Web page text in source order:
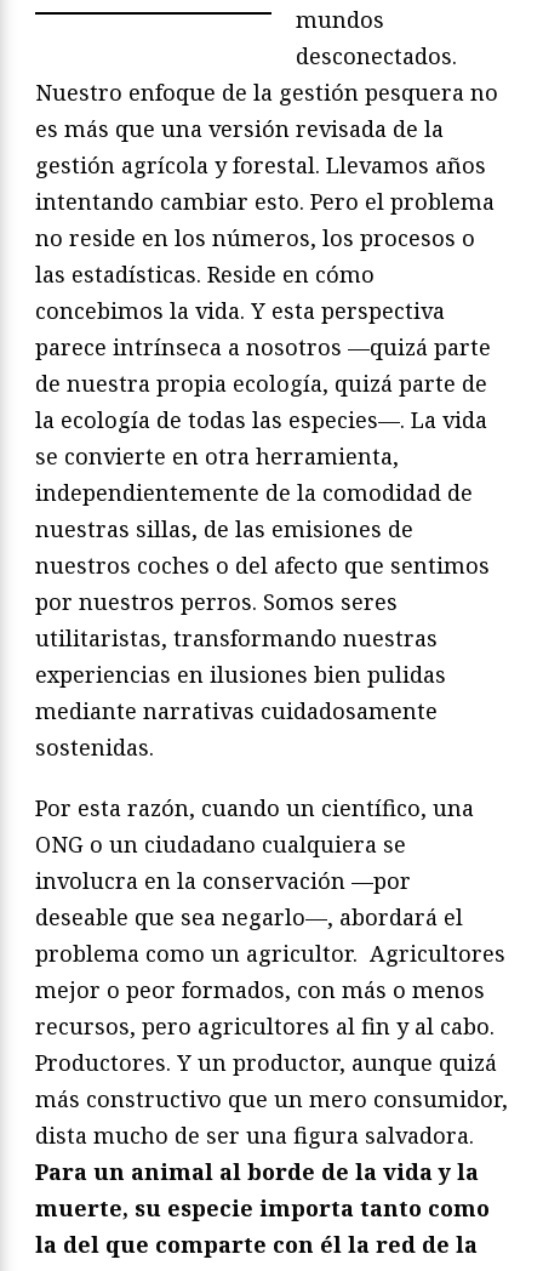
mundos
desconectados.
Nuestro enfoque de la gestión pesquera no
es más que una versión revisada de la
gestión agrícola y forestal. Llevamos años
intentando cambiar esto. Pero el problema
no reside en los números, los procesos o
las estadísticas. Reside en cómo
concebimos la vida. Y esta perspectiva
parece intrínseca a nosotros —quizá parte
de nuestra propia ecología, quizá parte de
la ecología de todas las especies—. La vida
se convierte en otra herramienta,
independientemente de la comodidad de
nuestras sillas, de las emisiones de
nuestros coches o del afecto que sentimos
por nuestros perros. Somos seres
utilitaristas, transformando nuestras
experiencias en ilusiones bien pulidas
mediante narrativas cuidadosamente
sostenidas.
Por esta razón, cuando un científico, una
ONG o un ciudadano cualquiera se
involucra en la conservación —por
deseable que sea negarlo—, abordará el
problema como un agricultor. Agricultores
mejor o peor formados, con más o menos
recursos, pero agricultores al fin y al cabo.
Productores. Y un productor, aunque quizá
más constructivo que un mero consumidor,
dista mucho de ser una figura salvadora.
Para un animal al borde de la vida y la
muerte, su especie importa tanto como
la del que comparte con él la red de la